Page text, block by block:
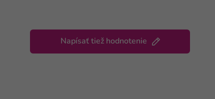
Napísať tiež hodnotenie